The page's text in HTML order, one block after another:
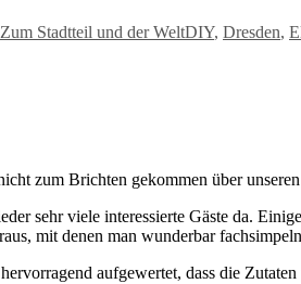
Zum Stadtteil und der WeltDIY, Dresden,
zum Brichten gekommen über
sehr viele interessierte Gäste da.
mit denen man wunderbar
aufgewertet, dass die